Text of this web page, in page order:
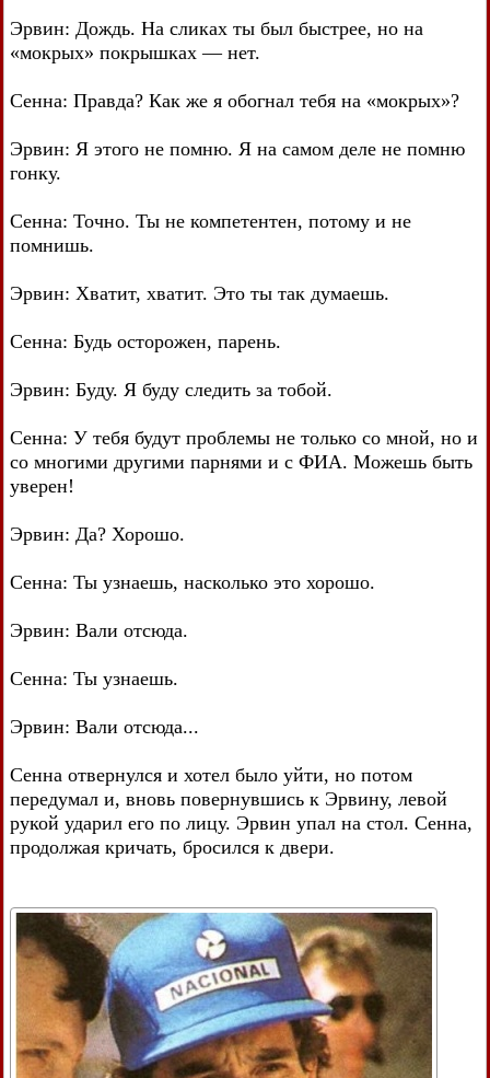
Эрвин: Дождь. На сликах ты был быстрее, но на
«мокрых» покрышках — нет.
Сенна: Правда? Как же я обогнал тебя на «мокрых»?
Эрвин: Я этого не помню. Я на самом деле не помню
гонку.
Сенна: Точно. Ты не компетентен, потому и не
помнишь.
Эрвин: Хватит, хватит. Это ты так думаешь.
Сенна: Будь осторожен, парень.
Эрвин: Буду. Я буду следить за тобой.
Сенна: У тебя будут проблемы не только со мной, но и
со многими другими парнями и с ФИА. Можешь быть
уверен!
Эрвин: Да? Хорошо.
Сенна: Ты узнаешь, насколько это хорошо.
Эрвин: Вали отсюда.
Сенна: Ты узнаешь.
Эрвин: Вали отсюда...
Сенна отвернулся и хотел было уйти, но потом
передумал и, вновь повернувшись к Эрвину, левой
рукой ударил его по лицу. Эрвин упал на стол. Сенна,
продолжая кричать, бросился к двери.